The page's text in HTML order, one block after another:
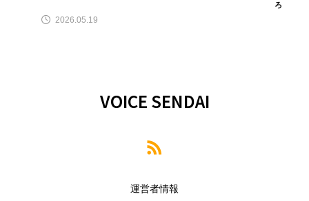
ろ
2026.05.19
VOICE SENDAI
運営者情報